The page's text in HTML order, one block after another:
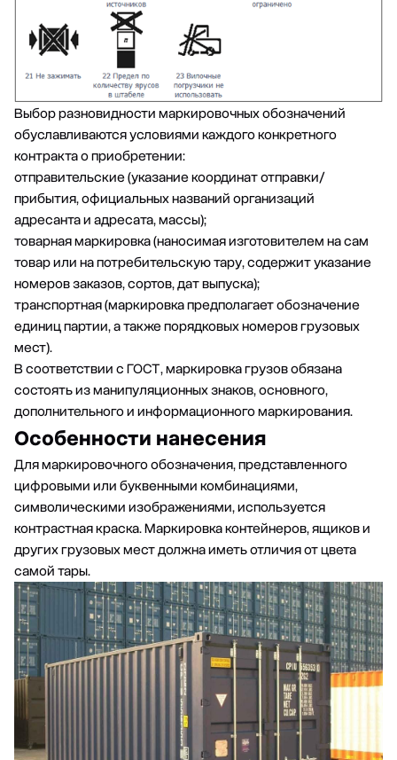
Выбор разновидности маркировочных обозначений
обуславливаются условиями каждого конкретного
контракта о приобретении:
отправительские (указание координат отправки/
прибытия, официальных названий организаций
адресанта и адресата, массы);
товарная маркировка (наносимая изготовителем на сам
товар или на потребительскую тару, содержит указание
номеров заказов, сортов, дат выпуска);
транспортная (маркировка предполагает обозначение
единиц партии, а также порядковых номеров грузовых
мест).
В соответствии с ГОСТ, маркировка грузов обязана
состоять из манипуляционных знаков, основного,
дополнительного и информационного маркирования.
Особенности нанесения
Для маркировочного обозначения, представленного
цифровыми или буквенными комбинациями,
символическими изображениями, используется
контрастная краска. Маркировка контейнеров, ящиков и
других грузовых мест должна иметь отличия от цвета
самой тары.